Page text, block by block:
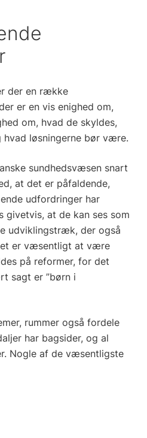
der en række
er en vis enighed om,
om, hvad de skyldes,
hvad løsningerne bør være.
sundhedsvæsen snart
at det er påfaldende,
udfordringer har
at de kan ses som
udviklingstræk, der også
er væsentligt at være
på reformer, for det
sagt er ”børn i
rummer også fordele
har bagsider, og al
Nogle af de væsentligste